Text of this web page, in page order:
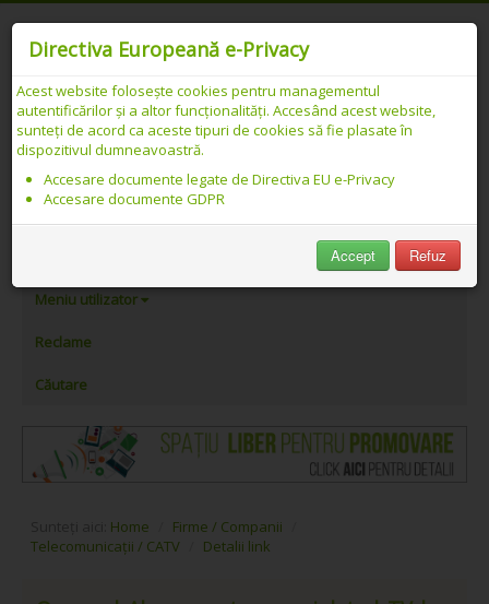
Catalog web SEO PREMIUM Românesc -
Detalii link
Meniu utilizator
Reclame
Căutare
Home Firme / Companii
Telecomunicații / CATV
Detalii link
Directiva Europeană e-Privacy
Acest website folosește cookies pentru managementul
autentificărilor și a altor funcționalități. Accesând acest website,
sunteți de acord ca aceste tipuri de cookies să fie plasate în
dispozitivul dumneavoastră.
Accesare documente legate de Directiva EU e-Privacy
Accesare documente GDPR
Accept Refuz